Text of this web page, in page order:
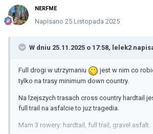
NERFME
Napisano 25 Listopada 2025
W dniu 25.11.2025 o 17:58, lelek2
Full drogi w utrzymaniu
jest w nim co
tylko na trasy minimum down country.
Na lzejszych trasach cross country hardtail
full trail na asfalcie to juz tragedia.
Mam 3 rowery: hardtail, full trail, gravel asfalt.